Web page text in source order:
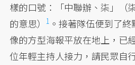
樣的口號：
「中聯辦、柒」（
的意思）1 。接著隊伍便到了
像的方型海報平放在地上，已
位年輕主持人接力，請民眾自